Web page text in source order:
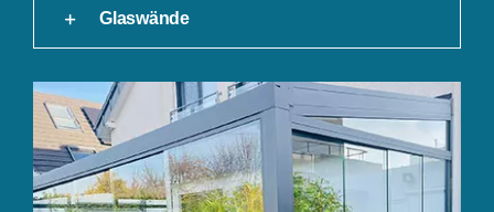
Glaswände